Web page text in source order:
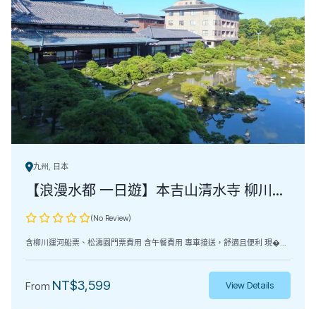
九州, 日本
【浪漫水都 一日遊】本吉山清水寺 柳川...
(No Review)
含柳川運河船票、松濤園門票費用 含午餐費用 專車接送，舒適且便利 現�...
From NT$3,599 View Details